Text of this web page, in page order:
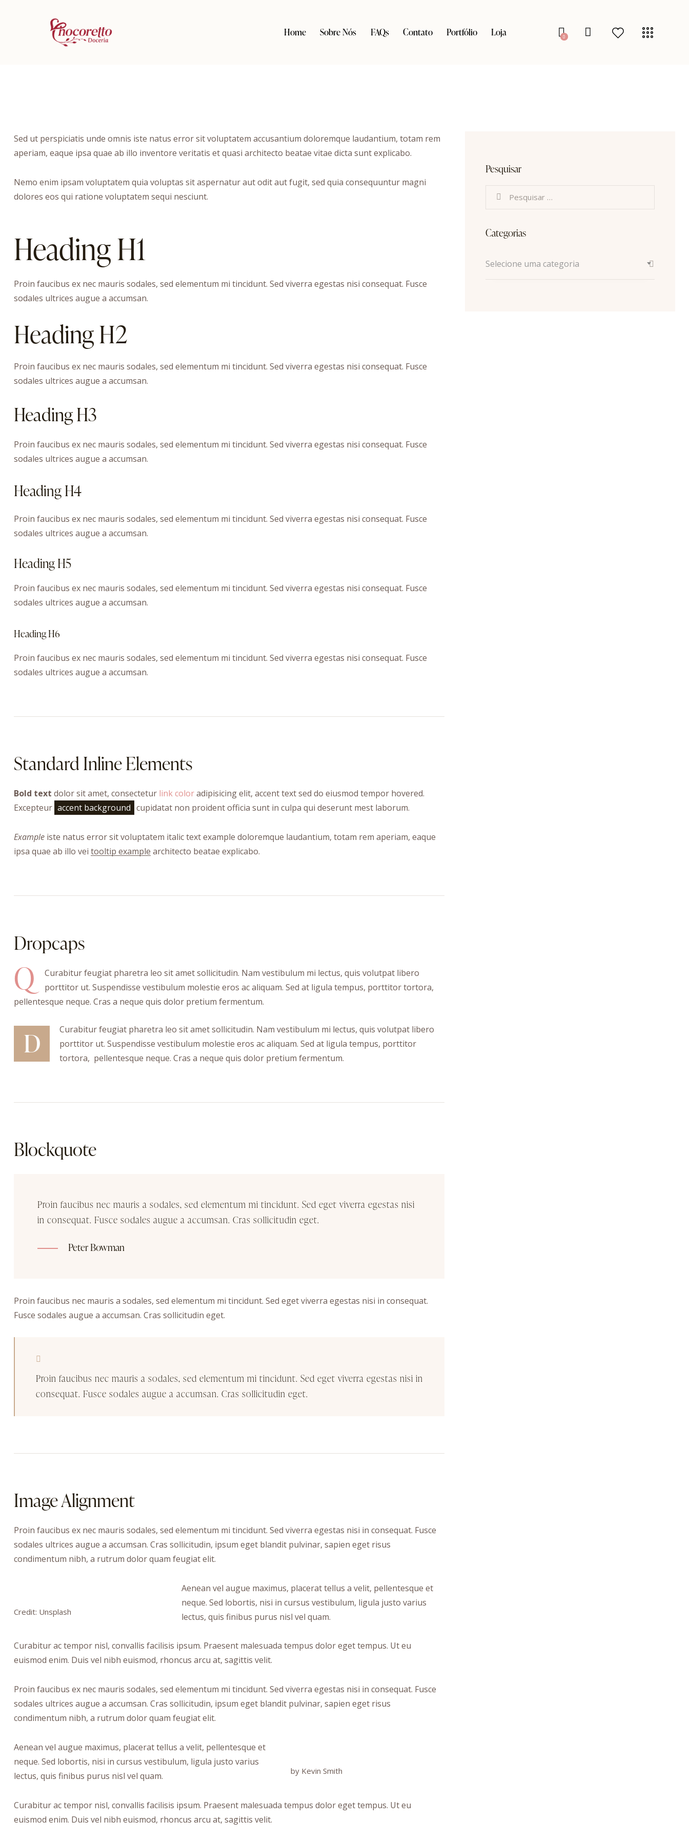
Home Sobre Nós FAQs Contato Portfólio Loja 0
Sed ut perspiciatis unde omnis iste natus error sit voluptatem accusantium doloremque laudantium, totam rem
aperiam, eaque ipsa quae ab illo inventore veritatis et quasi architecto beatae vitae dicta sunt explicabo.
Nemo enim ipsam voluptatem quia voluptas sit aspernatur aut odit aut fugit, sed quia consequuntur magni
dolores eos qui ratione voluptatem sequi nesciunt.
Heading H1
Proin faucibus ex nec mauris sodales, sed elementum mi tincidunt. Sed viverra egestas nisi consequat. Fusce
sodales ultrices augue a accumsan.
Heading H2
Proin faucibus ex nec mauris sodales, sed elementum mi tincidunt. Sed viverra egestas nisi consequat. Fusce
sodales ultrices augue a accumsan.
Heading H3
Proin faucibus ex nec mauris sodales, sed elementum mi tincidunt. Sed viverra egestas nisi consequat. Fusce
sodales ultrices augue a accumsan.
Heading H4
Proin faucibus ex nec mauris sodales, sed elementum mi tincidunt. Sed viverra egestas nisi consequat. Fusce
sodales ultrices augue a accumsan.
Heading H5
Proin faucibus ex nec mauris sodales, sed elementum mi tincidunt. Sed viverra egestas nisi consequat. Fusce
sodales ultrices augue a accumsan.
Heading H6
Proin faucibus ex nec mauris sodales, sed elementum mi tincidunt. Sed viverra egestas nisi consequat. Fusce
sodales ultrices augue a accumsan.
Standard Inline Elements
Bold text dolor sit amet, consectetur link coloradipisicing elit, accent text sed do eiusmod tempor hovered.
Excepteur accent background cupidatat non proident officia sunt in culpa qui deserunt mest laborum.
Example iste natus error sit voluptatem italic text example doloremque laudantium, totam rem aperiam, eaque
ipsa quae ab illo vei tooltip example architecto beatae explicabo.
Dropcaps
Q
Curabitur feugiat pharetra leo sit amet sollicitudin. Nam vestibulum mi lectus, quis volutpat libero
porttitor ut. Suspendisse vestibulum molestie eros ac aliquam. Sed at ligula tempus, porttitor tortora,
pellentesque neque. Cras a neque quis dolor pretium fermentum.
D
Curabitur feugiat pharetra leo sit amet sollicitudin. Nam vestibulum mi lectus, quis volutpat libero
porttitor ut. Suspendisse vestibulum molestie eros ac aliquam. Sed at ligula tempus, porttitor
tortora, pellentesque neque. Cras a neque quis dolor pretium fermentum.
Blockquote
Proin faucibus nec mauris a sodales, sed elementum mi tincidunt. Sed eget viverra egestas nisi
in consequat. Fusce sodales augue a accumsan. Cras sollicitudin eget.
Peter Bowman
Proin faucibus nec mauris a sodales, sed elementum mi tincidunt. Sed eget viverra egestas nisi in consequat.
Fusce sodales augue a accumsan. Cras sollicitudin eget.
Proin faucibus nec mauris a sodales, sed elementum mi tincidunt. Sed eget viverra egestas nisi in
consequat. Fusce sodales augue a accumsan. Cras sollicitudin eget.
Image Alignment
Proin faucibus ex nec mauris sodales, sed elementum mi tincidunt. Sed viverra egestas nisi in consequat. Fusce
sodales ultrices augue a accumsan. Cras sollicitudin, ipsum eget blandit pulvinar, sapien eget risus
condimentum nibh, a rutrum dolor quam feugiat elit.
Credit: Unsplash
Aenean vel augue maximus, placerat tellus a velit, pellentesque et
neque. Sed lobortis, nisi in cursus vestibulum, ligula justo varius
lectus, quis finibus purus nisl vel quam.
Curabitur ac tempor nisl, convallis facilisis ipsum. Praesent malesuada tempus dolor eget tempus. Ut eu
euismod enim. Duis vel nibh euismod, rhoncus arcu at, sagittis velit.
Proin faucibus ex nec mauris sodales, sed elementum mi tincidunt. Sed viverra egestas nisi in consequat. Fusce
sodales ultrices augue a accumsan. Cras sollicitudin, ipsum eget blandit pulvinar, sapien eget risus
condimentum nibh, a rutrum dolor quam feugiat elit.
by Kevin Smith
Aenean vel augue maximus, placerat tellus a velit, pellentesque et
neque. Sed lobortis, nisi in cursus vestibulum, ligula justo varius
lectus, quis finibus purus nisl vel quam.
Curabitur ac tempor nisl, convallis facilisis ipsum. Praesent malesuada tempus dolor eget tempus. Ut eu
euismod enim. Duis vel nibh euismod, rhoncus arcu at, sagittis velit.
Pesquisar
Categorias
Selecione uma categoria